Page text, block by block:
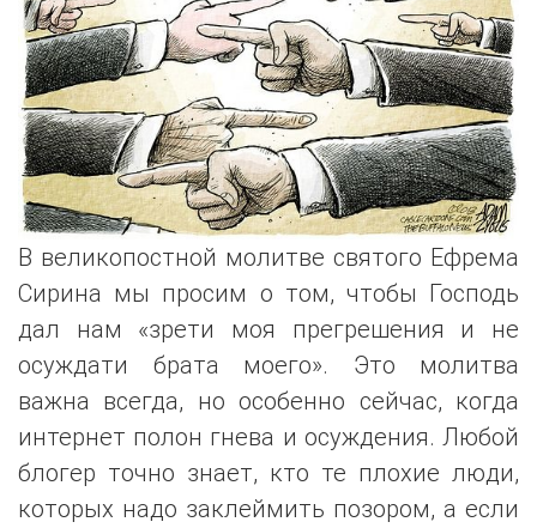
В великопостной молитве святого Ефрема
Сирина мы просим о том, чтобы Господь
дал нам «зрети моя прегрешения и не
осуждати брата моего». Это молитва
важна всегда, но особенно сейчас, когда
интернет полон гнева и осуждения. Любой
блогер точно знает, кто те плохие люди,
которых надо заклеймить позором, а если